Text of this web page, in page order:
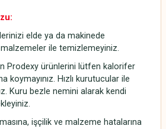
elde ya da makinede
malzemeler ile temizlemeyiniz.
Prodexy ürünlerini lütfen kalorifer
koymayınız. Hızlı kurutucular ile
Kuru bezle nemini alarak kendi
işçilik ve malzeme hatalarına